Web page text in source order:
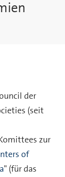
der
(seit
zur
of
" (für das